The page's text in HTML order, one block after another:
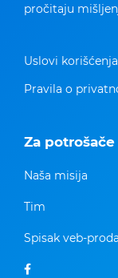
pročitaju
Uslovi korišćenja
Pravila o
Za potrošače
Naša misija
Tim
Spisak veb-